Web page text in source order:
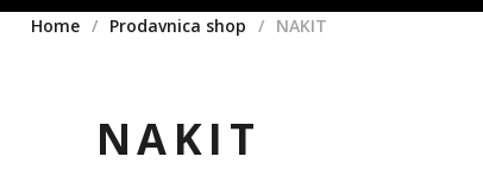
NAKIT
Home Prodavnica shop NAKIT